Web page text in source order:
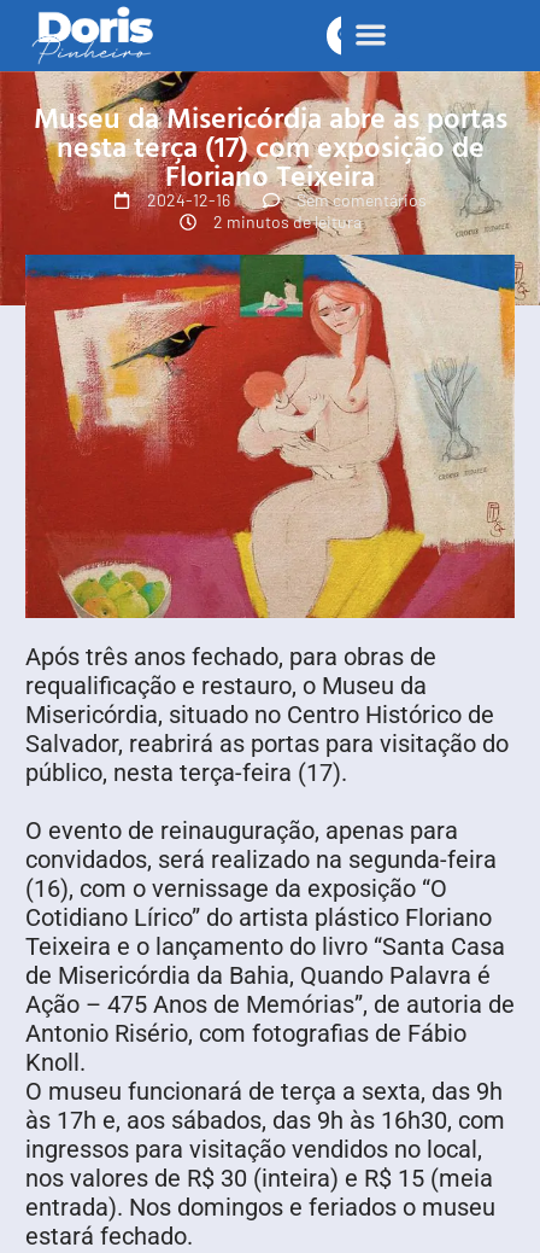
Museu da Misericórdia abre as portas
nesta terça (17) com exposição de
Floriano Teixeira
2024-12-16
Sem comentários
2 minutos de leitura
Após três anos fechado, para obras de
requalificação e restauro, o Museu da
Misericórdia, situado no Centro Histórico de
Salvador, reabrirá as portas para visitação do
público, nesta terça-feira (17).
O evento de reinauguração, apenas para
convidados, será realizado na segunda-feira
(16), com o vernissage da exposição “O
Cotidiano Lírico” do artista plástico Floriano
Teixeira e o lançamento do livro “Santa Casa
de Misericórdia da Bahia, Quando Palavra é
Ação – 475 Anos de Memórias”, de autoria de
Antonio Risério, com fotografias de Fábio
Knoll.
O museu funcionará de terça a sexta, das 9h
às 17h e, aos sábados, das 9h às 16h30, com
ingressos para visitação vendidos no local,
nos valores de R$ 30 (inteira) e R$ 15 (meia
entrada). Nos domingos e feriados o museu
estará fechado.